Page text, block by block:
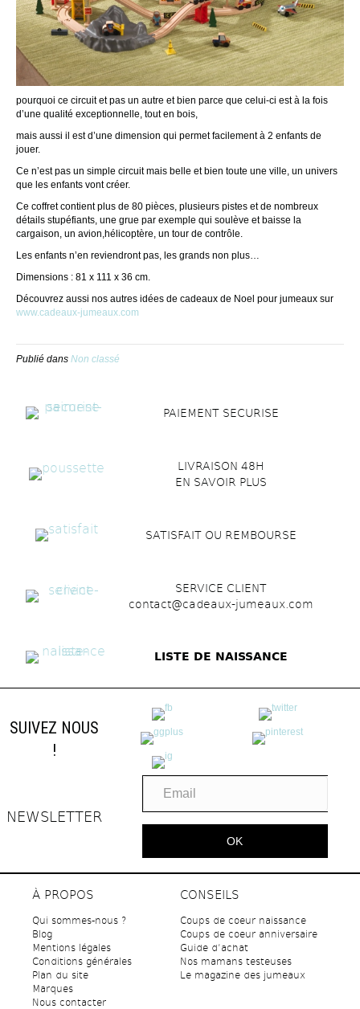
pourquoi ce circuit et pas un autre et bien parce que celui-ci est à la fois
d’une qualité exceptionnelle, tout en bois,
mais aussi il est d’une dimension qui permet facilement à 2 enfants de
jouer.
Ce n’est pas un simple circuit mais belle et bien toute une ville, un univers
que les enfants vont créer.
Ce coffret contient plus de 80 pièces, plusieurs pistes et de nombreux
détails stupéfiants, une grue par exemple qui soulève et baisse la
cargaison, un avion,hélicoptère, un tour de contrôle.
Les enfants n’en reviendront pas, les grands non plus…
Dimensions : 81 x 111 x 36 cm.
Découvrez aussi nos autres idées de cadeaux de Noel pour jumeaux sur
www.cadeaux-jumeaux.com
Publié dans Non classé
PAIEMENT SECURISE
LIVRAISON 48H
EN SAVOIR PLUS
SATISFAIT OU REMBOURSE
SERVICE CLIENT
contact@cadeaux-jumeaux.com
LISTE DE NAISSANCE
SUIVEZ NOUS
!
NEWSLETTER
OK
À PROPOS
Qui sommes-nous ?
Blog
Mentions légales
Conditions générales
Plan du site
Marques
Nous contacter
CONSEILS
Coups de coeur naissance
Coups de coeur anniversaire
Guide d’achat
Nos mamans testeuses
Le magazine des jumeaux